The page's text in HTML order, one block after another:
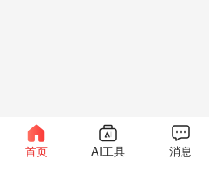
首页 AI工具 消息